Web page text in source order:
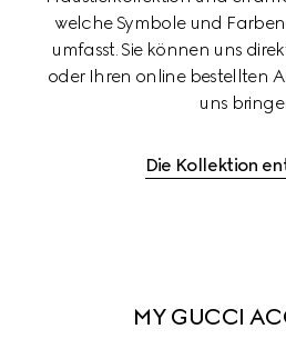
welche Symbole und
umfasst. Sie können uns
oder Ihren online bestellten
uns
Die Kollektion
MY GUCCI